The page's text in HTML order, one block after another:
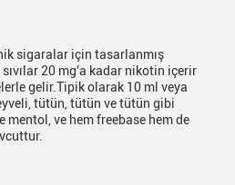
sigaralar için tasarlanmış
sıvılar 20 mg'a kadar nikotin içerir
gelir.Tipik olarak 10 ml veya
tütün, tütün ve tütün gibi
mentol, ve hem freebase hem de